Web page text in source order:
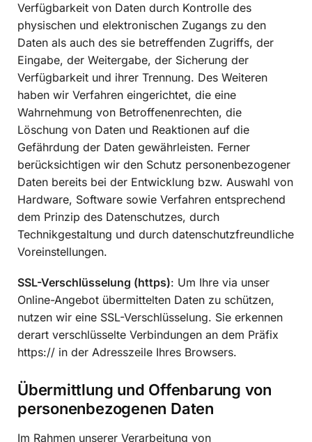
Verfügbarkeit von Daten durch Kontrolle des
physischen und elektronischen Zugangs zu den
Daten als auch des sie betreffenden Zugriffs, der
Eingabe, der Weitergabe, der Sicherung der
Verfügbarkeit und ihrer Trennung. Des Weiteren
haben wir Verfahren eingerichtet, die eine
Wahrnehmung von Betroffenenrechten, die
Löschung von Daten und Reaktionen auf die
Gefährdung der Daten gewährleisten. Ferner
berücksichtigen wir den Schutz personenbezogener
Daten bereits bei der Entwicklung bzw. Auswahl von
Hardware, Software sowie Verfahren entsprechend
dem Prinzip des Datenschutzes, durch
Technikgestaltung und durch datenschutzfreundliche
Voreinstellungen.
SSL-Verschlüsselung (https): Um Ihre via unser
Online-Angebot übermittelten Daten zu schützen,
nutzen wir eine SSL-Verschlüsselung. Sie erkennen
derart verschlüsselte Verbindungen an dem Präfix
https:// in der Adresszeile Ihres Browsers.
Übermittlung und Offenbarung von
personenbezogenen Daten
Im Rahmen unserer Verarbeitung von